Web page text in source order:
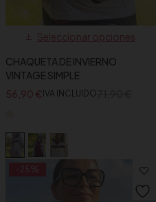
Seleccionar opciones
CHAQUETA DE INVIERNO
VINTAGE SIMPLE
56,90 € IVA INCLUIDO
-25%